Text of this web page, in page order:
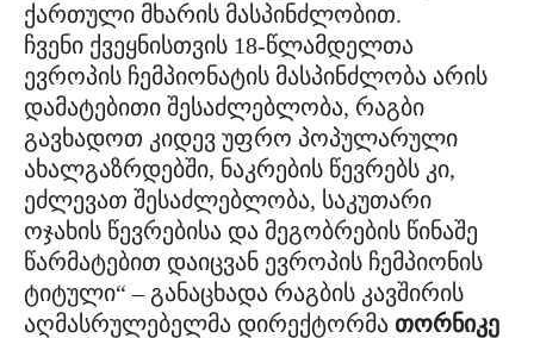
ქართული მხარის მასპინძლობით.
ჩვენი ქვეყნისთვის 18-წლამდელთა
ევროპის ჩემპიონატის მასპინძლობა არის
დამატებითი შესაძლებლობა, რაგბი
გავხადოთ კიდევ უფრო პოპულარული
ახალგაზრდებში, ნაკრების წევრებს კი,
ეძლევათ შესაძლებლობა, საკუთარი
ოჯახის წევრებისა და მეგობრების წინაშე
წარმატებით დაიცვან ევროპის ჩემპიონის
ტიტული“ – განაცხადა რაგბის კავშირის
აღმასრულებელმა დირექტორმა თორნიკე